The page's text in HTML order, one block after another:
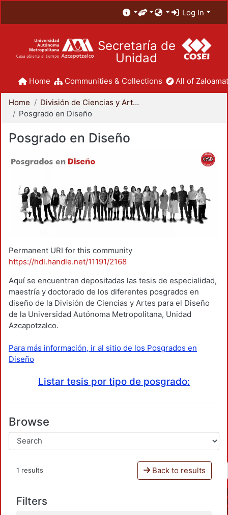
Log In
Secretaría de
Unidad
Home Communities & Collections All of
Home
División de Ciencias y Artes para el Diseño
Posgrado en Diseño
Posgrado en Diseño
Permanent URI for this community
https://hdl.handle.net/11191/2168
Aquí se encuentran depositadas las tesis de especialidad,
maestría y doctorado de los diferentes posgrados en
diseño de la División de Ciencias y Artes para el Diseño
de la Universidad Autónoma Metropolitana, Unidad
Azcapotzalco.
Para más información, ir al sitio de los Posgrados en
Diseño
Listar tesis por tipo de posgrado:
Browse
1 results Back to results
Filters